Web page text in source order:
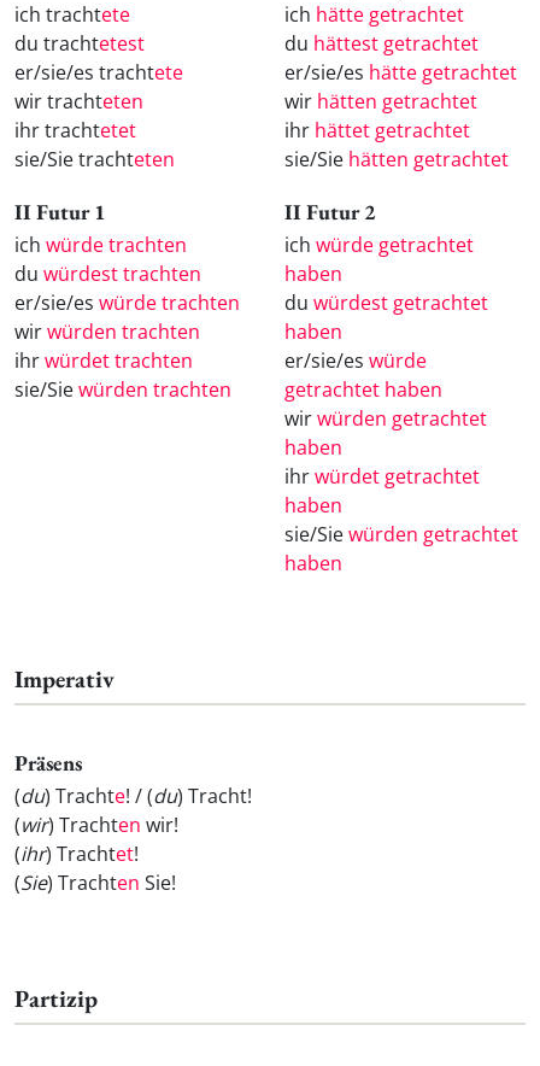
ich trachtete
du trachtetest
er/sie/es trachtete
wir trachteten
ihr trachtetet
sie/Sie trachteten
ich hätte getrachtet
du hättest getrachtet
er/sie/es hätte getrachtet
wir hätten getrachtet
ihr hättet getrachtet
sie/Sie hätten getrachtet
II Futur 1
ich würde trachten
du würdest trachten
er/sie/es würde trachten
wirwürden trachten
ihrwürdet trachten
sie/Siewürden trachten
II Futur 2
ich würde getrachtet
haben
du würdest getrachtet
haben
er/sie/es würde
getrachtet haben
wirwürden getrachtet
haben
ihrwürdet getrachtet
haben
sie/Siewürden getrachtet
haben
Imperativ
Präsens
(du) Trachte! / (du) Tracht!
(wir) Trachten wir!
(ihr) Trachtet!
(Sie) Trachten Sie!
Partizip